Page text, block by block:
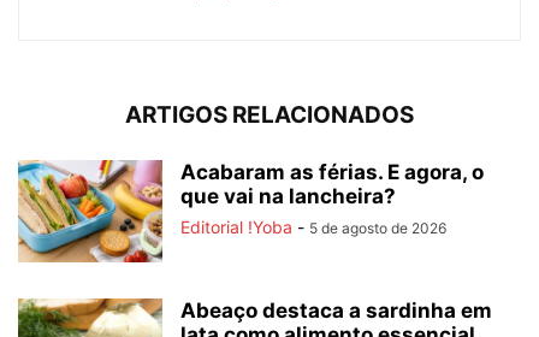
ARTIGOS RELACIONADOS
Acabaram as férias. E agora, o
que vai na lancheira?
Editorial !Yoba - 5 de agosto de 2026
Abeaço destaca a sardinha em